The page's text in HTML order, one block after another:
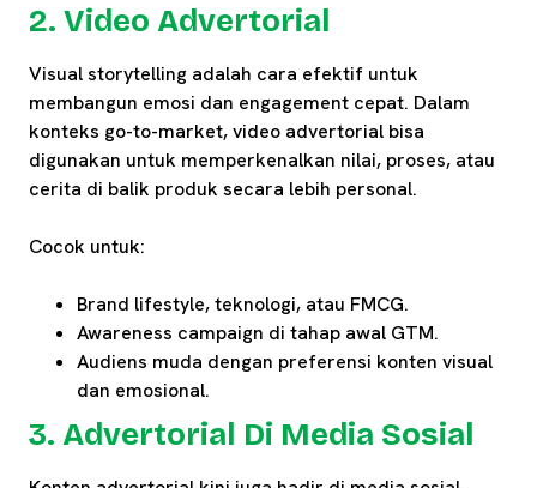
2. Video Advertorial
Visual storytelling adalah cara efektif untuk
membangun emosi dan engagement cepat. Dalam
konteks go-to-market, video advertorial bisa
digunakan untuk memperkenalkan nilai, proses, atau
cerita di balik produk secara lebih personal.
Cocok untuk:
Brand lifestyle, teknologi, atau FMCG.
Awareness campaign di tahap awal GTM.
Audiens muda dengan preferensi konten visual
dan emosional.
3. Advertorial Di Media Sosial